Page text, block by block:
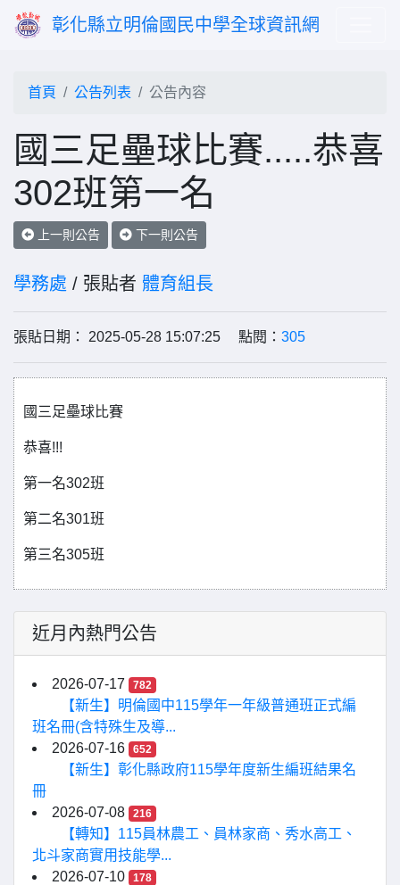
彰化縣立明倫國民中學全球資訊網
首頁 公告列表 公告內容
國三足壘球比賽.....恭喜
302班第一名
上一則公告 下一則公告
學務處 / 張貼者 體育組長
張貼日期： 2025-05-28 15:07:25 點閱： 305
國三足壘球比賽
恭喜!!!
第一名302班
第二名301班
第三名305班
近月內熱門公告
2026-07-17 782
【新生】明倫國中115學年一年級普通班正式編
班名冊(含特殊生及導...
2026-07-16
652
【新生】彰化縣政府115學年度新生編班結果名
冊
2026-07-08
216
【轉知】115員林農工、員林家商、秀水高工、
北斗家商實用技能學...
2026-07-10
178